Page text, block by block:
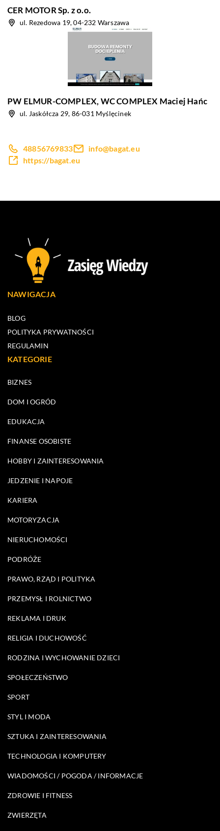
CER MOTOR Sp. z o.o.
ul. Rezedowa 19, 04-232 Warszawa
PW ELMUR-COMPLEX, WC COMPLEX Maciej Hańc
ul. Jaskółcza 29, 86-031 Myślęcinek
48856769833
info@bagat.eu
https://bagat.eu
NAWIGACJA
BLOG
POLITYKA PRYWATNOŚCI
REGULAMIN
KATEGORIE
BIZNES
DOM I OGRÓD
EDUKACJA
FINANSE OSOBISTE
HOBBY I ZAINTERESOWANIA
JEDZENIE I NAPOJE
KARIERA
MOTORYZACJA
NIERUCHOMOŚCI
PODRÓŻE
PRAWO, RZĄD I POLITYKA
PRZEMYSŁ I ROLNICTWO
REKLAMA I DRUK
RELIGIA I DUCHOWOŚĆ
RODZINA I WYCHOWANIE DZIECI
SPOŁECZEŃSTWO
SPORT
STYL I MODA
SZTUKA I ZAINTERESOWANIA
TECHNOLOGIA I KOMPUTERY
WIADOMOŚCI / POGODA / INFORMACJE
ZDROWIE I FITNESS
ZWIERZĘTA